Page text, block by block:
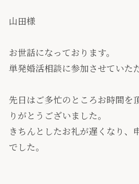
山田様
お世話になっております。
単発婚活相談に参加させていた
先日はご多忙のところお時間を
りがとうございました。
きちんとしたお礼が遅くなり、
でした。